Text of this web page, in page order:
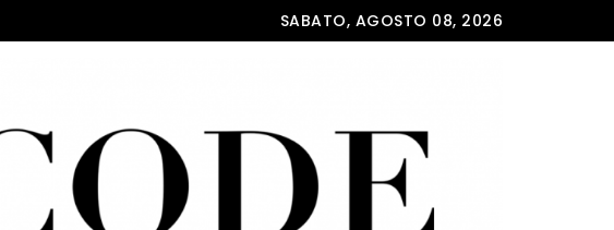
SABATO, AGOSTO 08, 2026